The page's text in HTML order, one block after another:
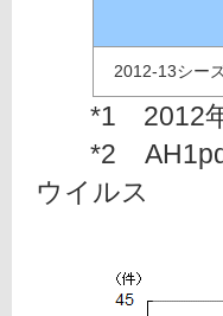
2012-13シー
*1　2012年
*2　
ウイルス